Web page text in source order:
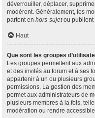
déverrouiller, déplacer,
modèrent. Généralement, les
partent en hors-sujetou publient
Haut
Que sont les groupes
Les groupes permettent aux
et des invités au forum et à ses
appartenir à un ou plusieurs
permissions. La gestion des
permet aux administrateurs de
plusieurs membres à la fois,
modération ou rendre